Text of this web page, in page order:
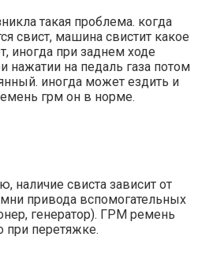
такая проблема. когда
свист, машина свистит какое
иногда при заднем ходе
нажатии на педаль газа потом
иногда может ездить и
грм он в норме.
наличие свиста зависит от
привода вспомогательных
генератор). ГРМ ремень
при перетяжке.